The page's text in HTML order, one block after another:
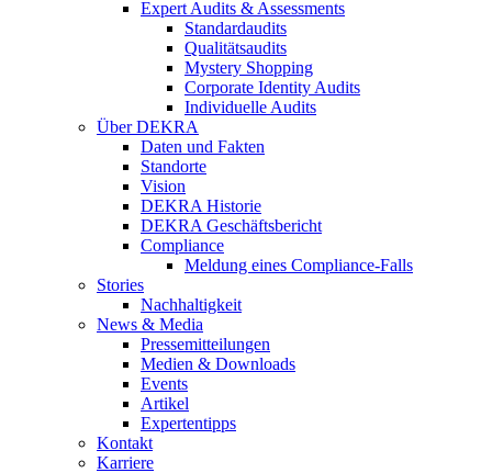
Expert Audits & Assessments
Standardaudits
Qualitätsaudits
Mystery Shopping
Corporate Identity Audits
Individuelle Audits
Über DEKRA
Daten und Fakten
Standorte
Vision
DEKRA Historie
DEKRA Geschäftsbericht
Compliance
Meldung eines Compliance-Falls
Stories
Nachhaltigkeit
News & Media
Pressemitteilungen
Medien & Downloads
Events
Artikel
Expertentipps
Kontakt
Karriere